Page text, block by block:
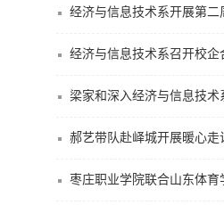
经济与信息技术系开展第二
经济与信息技术系召开校企
梁家和深入经济与信息技术
郝艺带队赴峄城开展暖心走
枣庄职业学院联合山东体